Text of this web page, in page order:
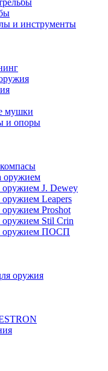
и инструменты
мушки
и опоры
оружием
оружием J. Dewey
оружием Leapers
оружием Proshot
оружием Stil Crin
оружием ПОСП
оружия